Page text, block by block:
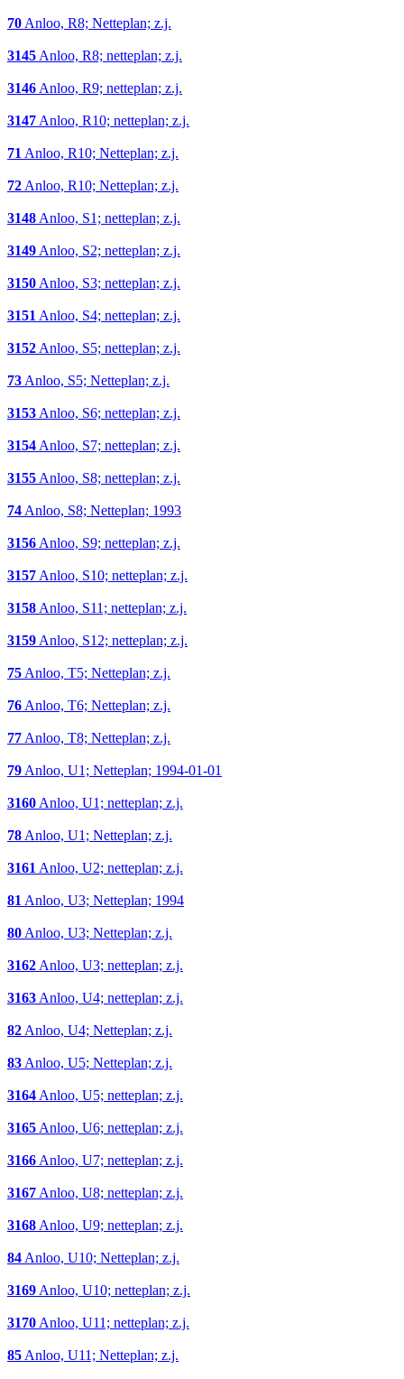
70Anloo, R8; Netteplan; z.j.
3145Anloo, R8; netteplan; z.j.
3146Anloo, R9; netteplan; z.j.
3147Anloo, R10; netteplan; z.j.
71Anloo, R10; Netteplan; z.j.
72Anloo, R10; Netteplan; z.j.
3148Anloo, S1; netteplan; z.j.
3149Anloo, S2; netteplan; z.j.
3150Anloo, S3; netteplan; z.j.
3151Anloo, S4; netteplan; z.j.
3152Anloo, S5; netteplan; z.j.
73Anloo, S5; Netteplan; z.j.
3153Anloo, S6; netteplan; z.j.
3154Anloo, S7; netteplan; z.j.
3155Anloo, S8; netteplan; z.j.
74Anloo, S8; Netteplan; 1993
3156Anloo, S9; netteplan; z.j.
3157Anloo, S10; netteplan; z.j.
3158Anloo, S11; netteplan; z.j.
3159Anloo, S12; netteplan; z.j.
75Anloo, T5; Netteplan; z.j.
76Anloo, T6; Netteplan; z.j.
77Anloo, T8; Netteplan; z.j.
79Anloo, U1; Netteplan; 1994-01-01
3160Anloo, U1; netteplan; z.j.
78Anloo, U1; Netteplan; z.j.
3161Anloo, U2; netteplan; z.j.
81Anloo, U3; Netteplan; 1994
80Anloo, U3; Netteplan; z.j.
3162Anloo, U3; netteplan; z.j.
3163Anloo, U4; netteplan; z.j.
82Anloo, U4; Netteplan; z.j.
83Anloo, U5; Netteplan; z.j.
3164Anloo, U5; netteplan; z.j.
3165Anloo, U6; netteplan; z.j.
3166Anloo, U7; netteplan; z.j.
3167Anloo, U8; netteplan; z.j.
3168Anloo, U9; netteplan; z.j.
84Anloo, U10; Netteplan; z.j.
3169Anloo, U10; netteplan; z.j.
3170Anloo, U11; netteplan; z.j.
85Anloo, U11; Netteplan; z.j.